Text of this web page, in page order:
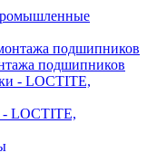
подшипников
LOCTITE,